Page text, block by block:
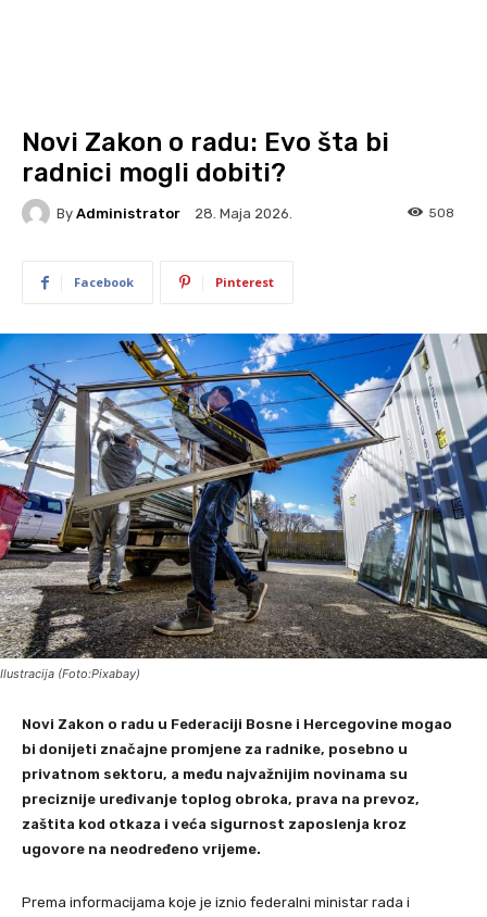
Novi Zakon o radu: Evo šta bi
radnici mogli dobiti?
By Administrator 28. Maja 2026. 508
Facebook Pinterest
Ilustracija (Foto:Pixabay)
Novi Zakon o radu u Federaciji Bosne i Hercegovine mogao
bi donijeti značajne promjene za radnike, posebno u
privatnom sektoru, a među najvažnijim novinama su
preciznije uređivanje toplog obroka, prava na prevoz,
zaštita kod otkaza i veća sigurnost zaposlenja kroz
ugovore na neodređeno vrijeme.
Prema informacijama koje je iznio federalni ministar rada i